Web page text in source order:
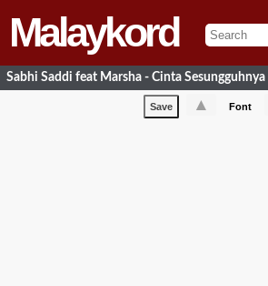
Malaykord
Sabhi Saddi feat Marsha - Cinta Sesungguhnya
Save ▲ Font